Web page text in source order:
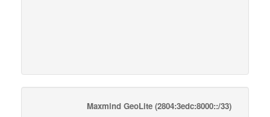
Maxmind GeoLite(2804:3edc:8000::/33)